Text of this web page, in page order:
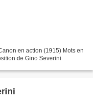
en action (1915) Mots en
de Gino Severini